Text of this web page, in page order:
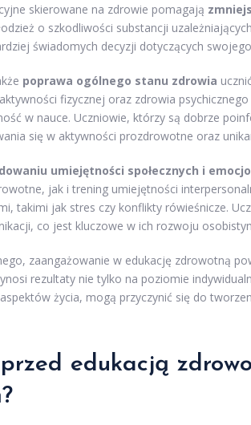
skierowane na zdrowie pomagają
o szkodliwości substancji
świadomych decyzji dotyczących
poprawa ogólnego stanu zdrowia
fizycznej oraz zdrowia psychicznego
w nauce. Uczniowie, którzy są dobrze
się w aktywności prozdrowotne oraz
umiejętności społecznych i
jak i trening umiejętności
takimi jak stres czy konflikty rówieśnicze.
co jest kluczowe w ich rozwoju
zaangażowanie w edukację zdrowotną
rezultaty nie tylko na poziomie
życia, mogą przyczynić się do
edukacją